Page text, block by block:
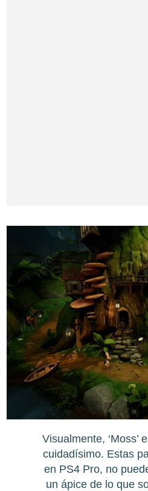
Visualmente, ‘Moss’
cuidadísimo. Estas
en PS4 Pro, no
un ápice de lo que